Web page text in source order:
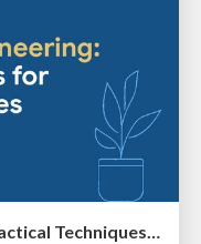
Gemini Prompt Engineering: Practical Techniques for Tangible AI Outcomes